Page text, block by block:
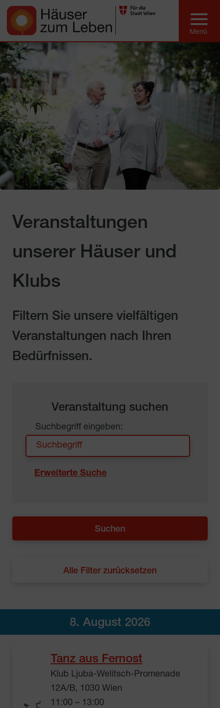
Veranstaltungen
unserer Häuser und
Klubs
Filtern Sie unsere vielfältigen
Veranstaltungen nach Ihren
Bedürfnissen.
Veranstaltung suchen
Suchbegriff eingeben:
Erweiterte Suche
Alle Filter zurücksetzen
8. August 2026
Tanz aus Fernost
Klub Ljuba-Welitsch-Promenade
12A/B, 1030 Wien
11:00 – 13:00